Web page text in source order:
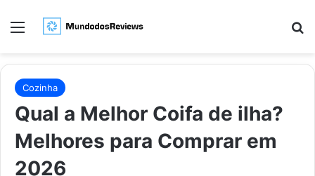
Menu
Cozinha
Qual a Melhor Coifa de ilha?
Melhores para Comprar em
2026